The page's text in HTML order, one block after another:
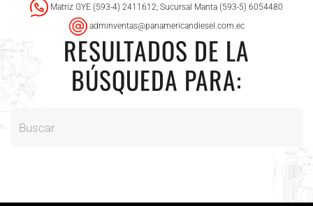
Matriz GYE (593-4) 2411612; Sucursal Manta (593-5) 6054480
adminventas@panamericandiesel.com.ec
RESULTADOS DE LA
BÚSQUEDA PARA: